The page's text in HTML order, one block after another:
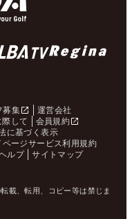
募集
運営会社
際して
会員規約
に基づく表示
ページサービス利用規約
ルプ サイトマップ
載、転用、コピー等は禁じま